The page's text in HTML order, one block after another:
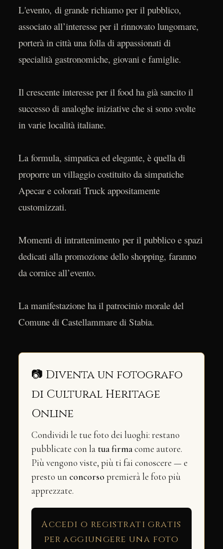
L'evento, di grande richiamo per il pubblico,
associato all’interesse per il rinnovato lungomare,
porterà in città una folla di appassionati di
specialità gastronomiche, giovani e famiglie.
Il crescente interesse per il food ha già sancito il
successo di analoghe iniziative che si sono svolte
in varie località italiane.
La formula, simpatica ed elegante, è quella di
proporre un villaggio costituito da simpatiche
Apecar e colorati Truck appositamente
customizzati.
Momenti di intrattenimento per il pubblico e spazi
dedicati alla promozione dello shopping, faranno
da cornice all’evento.
La manifestazione ha il patrocinio morale del
Comune di Castellammare di Stabia.
📷 Diventa un fotografo
di Cultural Heritage
Online
Condividi le tue foto dei luoghi: restano
pubblicate con la tua firmacome autore.
Più vengono viste, più ti fai conoscere — e
presto un concorso premierà le foto più
apprezzate.
Accedi o registrati gratis
per aggiungere una foto